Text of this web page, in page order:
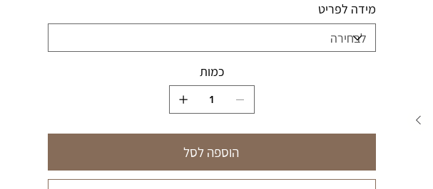
מידה לפריט
כמות
הוספה לסל